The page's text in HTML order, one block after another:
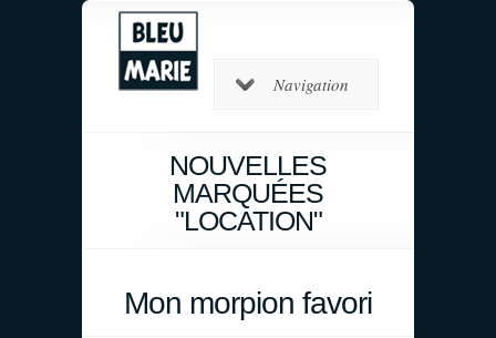
Navigation
NOUVELLES
MARQUÉES
"LOCATION"
Mon morpion favori